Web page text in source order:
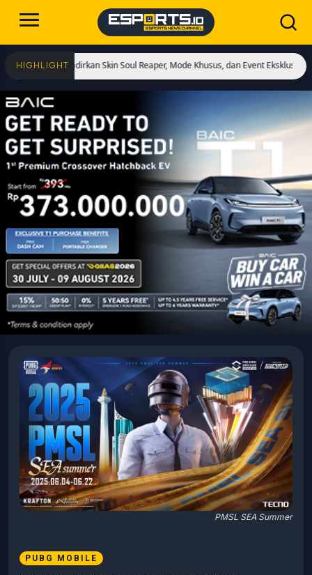
HIGHLIGHT
Hadirkan Skin Soul Reaper, Mode Khusus, dan Event Eksklusif! Cristiano
PMSL SEA Summer
PUBG MOBILE